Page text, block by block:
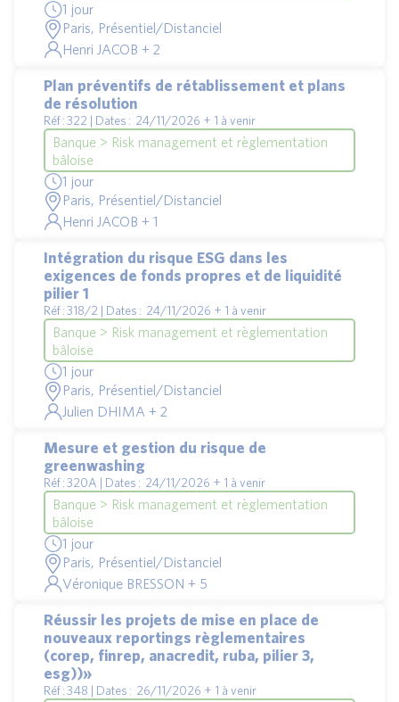
1 jour
Paris, Présentiel/Distanciel
Henri JACOB + 2
Plan préventifs de rétablissement et plans
de résolution
Réf : 322 | Dates : 24/11/2026 + 1 à venir
Banque > Risk management et règlementation
bâloise
1 jour
Paris, Présentiel/Distanciel
Henri JACOB + 1
Intégration du risque ESG dans les
exigences de fonds propres et de liquidité
pilier 1
Réf : 318/2 | Dates : 24/11/2026 + 1 à venir
Banque > Risk management et règlementation
bâloise
1 jour
Paris, Présentiel/Distanciel
Julien DHIMA + 2
Mesure et gestion du risque de
greenwashing
Réf : 320A | Dates : 24/11/2026 + 1 à venir
Banque > Risk management et règlementation
bâloise
1 jour
Paris, Présentiel/Distanciel
Véronique BRESSON + 5
Réussir les projets de mise en place de
nouveaux reportings règlementaires
(corep, finrep, anacredit, ruba, pilier 3,
esg))»
Réf : 348 | Dates : 26/11/2026 + 1 à venir